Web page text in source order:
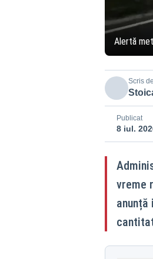
Alertă
Scris de
Publicat
8 iul.
vreme